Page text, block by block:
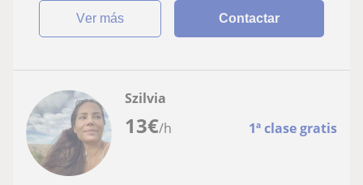
ver más Contactar
13€/h 1ª clase gratis
Szilvia